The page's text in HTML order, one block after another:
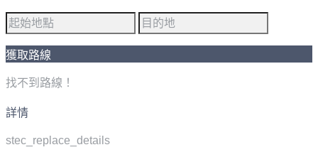
獲取路線
找不到路線！
詳情
stec_replace_details